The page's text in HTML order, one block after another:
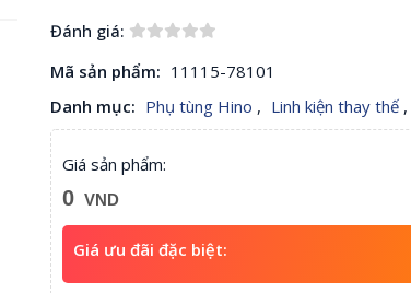
Đánh giá:
Mã sản phẩm: 11115-78101
Danh mục: Phụ tùng Hino , Linh kiện thay thế ,
Giá sản phẩm:
0 VND
Giá ưu đãi đặc biệt: